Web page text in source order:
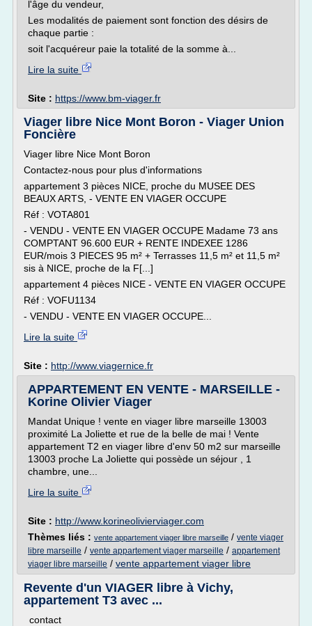
l'âge du vendeur,
Les modalités de paiement sont fonction des désirs de
chaque partie :
soit l'acquéreur paie la totalité de la somme à...
Lire la suite
Site : https://www.bm-viager.fr
Viager libre Nice Mont Boron - Viager Union
Foncière
Viager libre Nice Mont Boron
Contactez-nous pour plus d'informations
appartement 3 pièces NICE, proche du MUSEE DES
BEAUX ARTS, - VENTE EN VIAGER OCCUPE
Réf : VOTA801
- VENDU - VENTE EN VIAGER OCCUPE Madame 73 ans
COMPTANT 96.600 EUR + RENTE INDEXEE 1286
EUR/mois 3 PIECES 95 m² + Terrasses 11,5 m² et 11,5 m²
sis à NICE, proche de la F[...]
appartement 4 pièces NICE - VENTE EN VIAGER OCCUPE
Réf : VOFU1134
- VENDU - VENTE EN VIAGER OCCUPE...
Lire la suite
Site : http://www.viagernice.fr
APPARTEMENT EN VENTE - MARSEILLE -
Korine Olivier Viager
Mandat Unique ! vente en viager libre marseille 13003
proximité La Joliette et rue de la belle de mai ! Vente
appartement T2 en viager libre d'env 50 m2 sur marseille
13003 proche La Joliette qui possède un séjour , 1
chambre, une...
Lire la suite
Site : http://www.korineolivierviager.com
Thèmes liés : vente appartement viager libre marseille / vente viager
libre marseille / vente appartement viager marseille / appartement
viager libre marseille / vente appartement viager libre
Revente d'un VIAGER libre à Vichy,
appartement T3 avec ...
contact